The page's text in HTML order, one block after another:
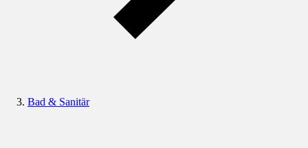
Bad & Sanitär